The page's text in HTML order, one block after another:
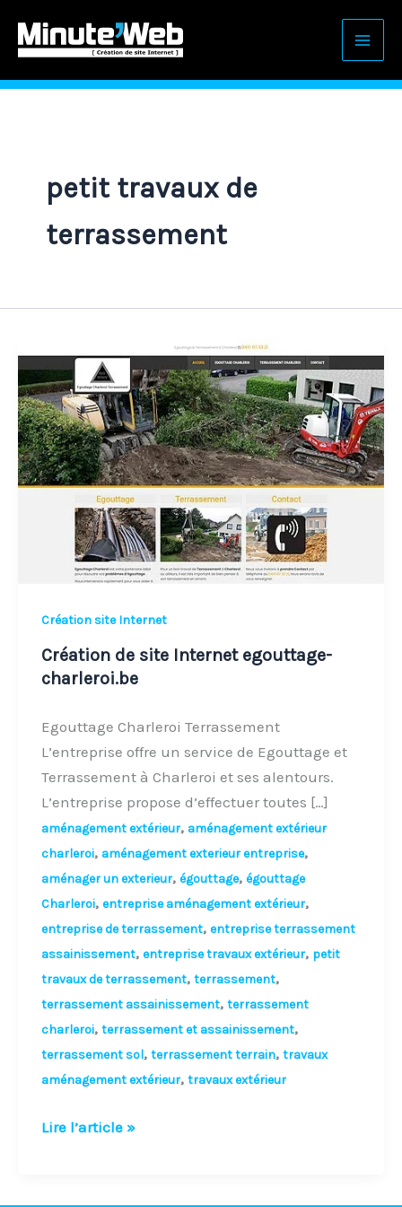
contenu
petit travaux de
terrassement
Création site Internet
Création de site Internet egouttage-
charleroi.be
Egouttage Charleroi Terrassement
L’entreprise offre un service de Egouttage et
Terrassement à Charleroi et ses alentours.
L’entreprise propose d’effectuer toutes […]
aménagement extérieur, aménagement extérieur
charleroi, aménagement exterieur entreprise,
aménager un exterieur, égouttage, égouttage
Charleroi, entreprise aménagement extérieur,
entreprise de terrassement, entreprise terrassement
assainissement, entreprise travaux extérieur, petit
travaux de terrassement, terrassement,
terrassement assainissement, terrassement
charleroi, terrassement et assainissement,
terrassement sol, terrassement terrain, travaux
aménagement extérieur, travaux extérieur
Création
de
site
Internet
egouttage-
charleroi.be
Lire l’article »